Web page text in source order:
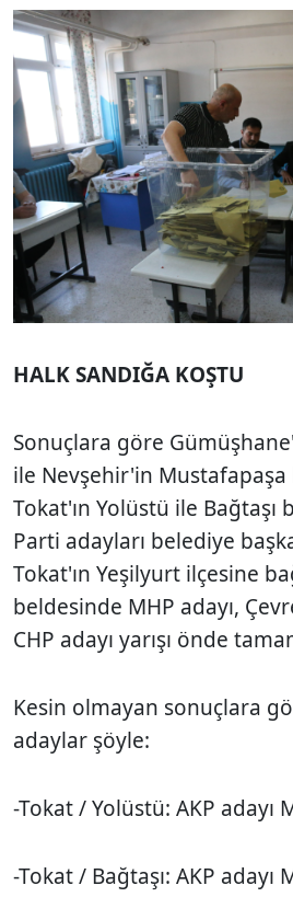
HALK SANDIĞA KOŞTU
Sonuçlara göre
ile Nevşehir'in
Tokat'ın Yolüstü ile Bağtaşı
Parti adayları belediye
Tokat'ın Yeşilyurt ilçesine
beldesinde MHP adayı,
CHP adayı yarışı önde
Kesin olmayan sonuçlara
adaylar şöyle:
-Tokat / Yolüstü: AKP adayı
-Tokat / Bağtaşı: AKP adayı